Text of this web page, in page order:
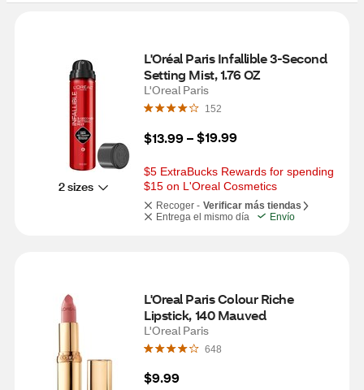
2 sizes
L'Oréal Paris Infallible 3-Second
Setting Mist, 1.76 OZ
L'Oreal Paris
152
$13.99 – $19.99
$5 ExtraBucks Rewards for spending
$15 on L'Oreal Cosmetics
Recoger - Verificar más tiendas
Entrega el mismo día
Envío
L'Oreal Paris Colour Riche
Lipstick, 140 Mauved
L'Oreal Paris
648
$9.99